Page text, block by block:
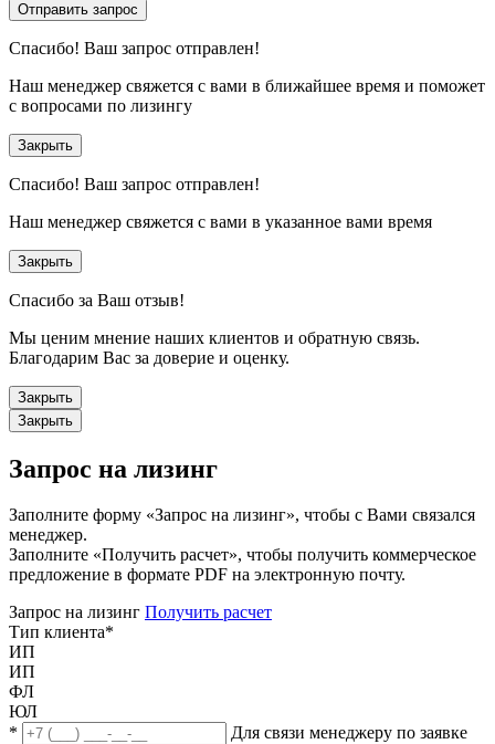
Отправить запрос
Спасибо! Ваш запрос отправлен!
Наш менеджер свяжется с вами в ближайшее время и поможет
с вопросами по лизингу
Закрыть
Спасибо! Ваш запрос отправлен!
Наш менеджер свяжется с вами в указанное вами время
Закрыть
Спасибо за Ваш отзыв!
Мы ценим мнение наших клиентов и обратную связь.
Благодарим Вас за доверие и оценку.
Закрыть
Закрыть
Запрос на лизинг
Заполните форму «Запрос на лизинг», чтобы с Вами связался
менеджер.
Заполните «Получить расчет», чтобы получить коммерческое
предложение в формате PDF на электронную почту.
Запрос на лизинг Получить расчет
Тип клиента*
ИП
ИП
ФЛ
ЮЛ
*
Для связи менеджеру по заявке